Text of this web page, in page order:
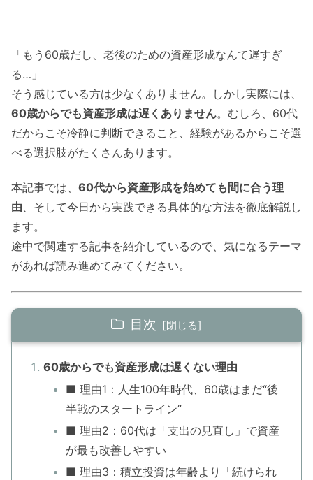
「もう60歳だし、老後のための資産形成なんて遅すぎ
る…」
そう感じている方は少なくありません。しかし実際には、
60歳からでも資産形成は遅くありません。むしろ、60代
だからこそ冷静に判断できること、経験があるからこそ選
べる選択肢がたくさんあります。
本記事では、 60代から資産形成を始めても間に合う理
由、そして今日から実践できる具体的な方法を徹底解説し
ます。
途中で関連する記事を紹介しているので、気になるテーマ
があれば読み進めてみてください。
目次
60歳からでも資産形成は遅くない理由
■ 理由1：人生100年時代、60歳はまだ“後
半戦のスタートライン”
■ 理由2：60代は「支出の見直し」で資産
が最も改善しやすい
■ 理由3：積立投資は年齢より「続けられ